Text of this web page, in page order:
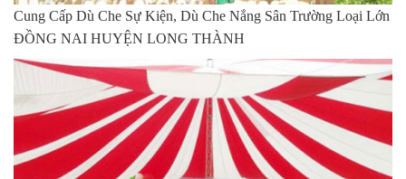
Cung Cấp Dù Che Sự Kiện, Dù Che Nắng Sân Trường Loại Lớn
ĐỒNG NAI HUYỆN LONG THÀNH